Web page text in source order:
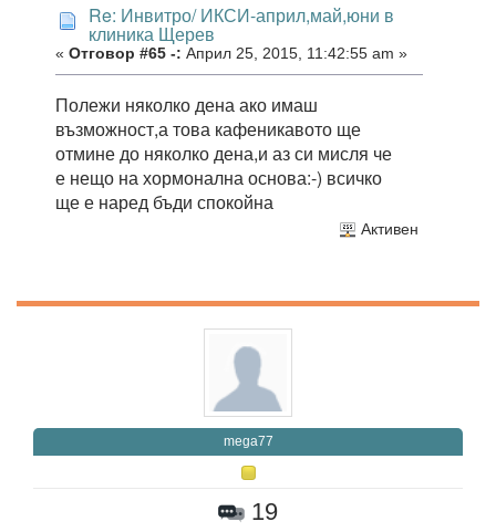
Re: Инвитро/ ИКСИ-април,май,юни в
клиника Щерев
« Отговор #65 -: Април 25, 2015, 11:42:55 am »
Полежи няколко дена ако имаш
възможност,а това кафеникавото ще
отмине до няколко дена,и аз си мисля че
е нещо на хормонална основа:-) всичко
ще е наред бъди спокойна
Активен
mega77
19